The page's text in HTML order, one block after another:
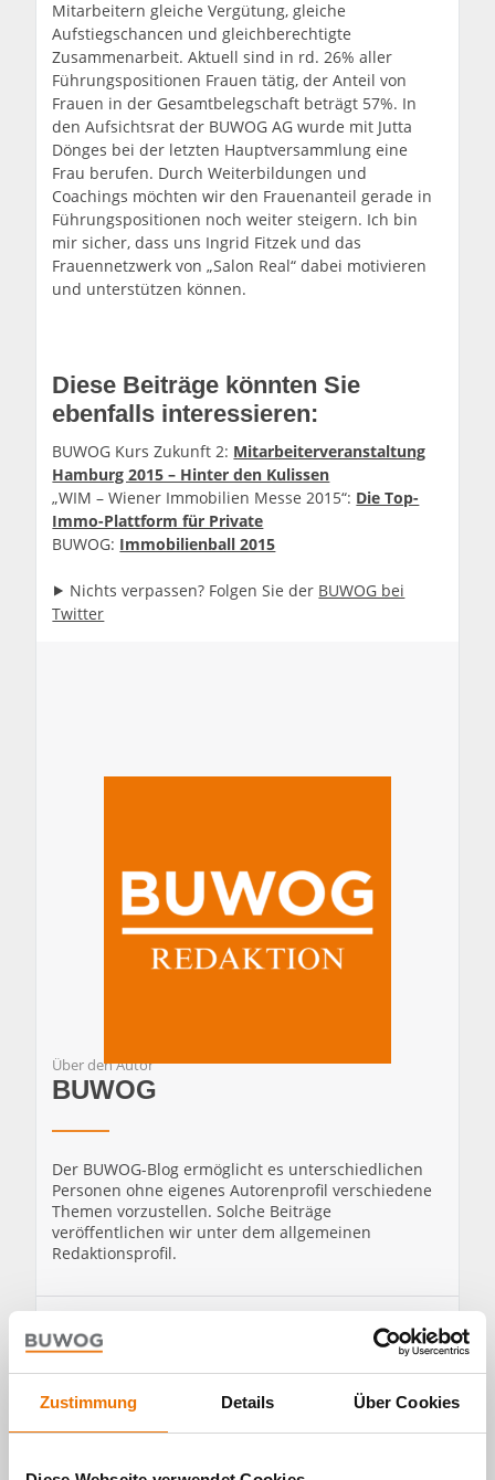
Zustimmung Details Über Cookies
Mitarbeitern gleiche Vergütung, gleiche
Aufstiegschancen und gleichberechtigte
Zusammenarbeit. Aktuell sind in rd. 26% aller
Führungspositionen Frauen tätig, der Anteil von
Frauen in der Gesamtbelegschaft beträgt 57%. In
den Aufsichtsrat der BUWOG AG wurde mit Jutta
Dönges bei der letzten Hauptversammlung eine
Frau berufen. Durch Weiterbildungen und
Coachings möchten wir den Frauenanteil gerade in
Führungspositionen noch weiter steigern. Ich bin
mir sicher, dass uns Ingrid Fitzek und das
Frauennetzwerk von „Salon Real“ dabei motivieren
und unterstützen können.
Diese Beiträge könnten Sie
ebenfalls interessieren:
BUWOG Kurs Zukunft 2: Mitarbeiterveranstaltung
Hamburg 2015 – Hinter den Kulissen
„WIM – Wiener Immobilien Messe 2015“: Die Top-
Immo-Plattform für Private
BUWOG: Immobilienball 2015
⯈ Nichts verpassen? Folgen Sie der BUWOG bei
Twitter
Über den Autor
BUWOG
Der BUWOG-Blog ermöglicht es unterschiedlichen
Personen ohne eigenes Autorenprofil verschiedene
Themen vorzustellen. Solche Beiträge
veröffentlichen wir unter dem allgemeinen
Redaktionsprofil.
PROFIL
VON
BEITRÄGE
VON